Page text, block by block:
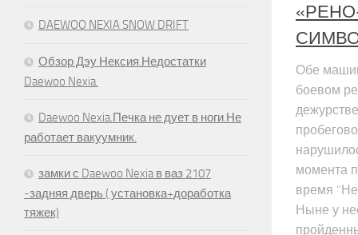
Обе
боевом
момента
время
Ныне у
DAEWOO NEXIA SNOW DRIFT
Обзор Дэу Нексия.Недостатки
Daewoo Nexia.
Daewoo Nexia.Печка не дует в ноги.Не
работает вакуумник.
замки с Daewoo Nexia в ваз 2107
-задняя дверь ( установка+доработка
тяжек)